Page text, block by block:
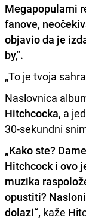
Megapopularni
fanove,
objavio da je
by,“.
„To je tvoja
Naslovnica
Hitchcocka, a
30-sekundni
„Kako ste?
Hitchcock i ovo
muzika
opustiti?
dolazi“, kaže